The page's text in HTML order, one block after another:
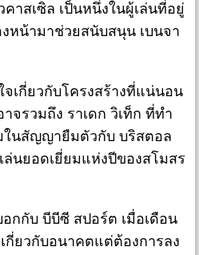
าสเซิล เป็นหนึ่งในผู้เล่นที่อยู่
หน้ามาช่วยสนับสนุน เบนจา
เกี่ยวกับโครงสร้างที่แน่นอน
จรวมถึง ราเดก วิเท็ก ที่ทำ
ในสัญญายืมตัวกับ บริสตอล
ล่นยอดเยี่ยมแห่งปีของสโมสร
กกับ บีบีซี สปอร์ต เมื่อเดือน
กี่ยวกับอนาคตแต่ต้องการลง